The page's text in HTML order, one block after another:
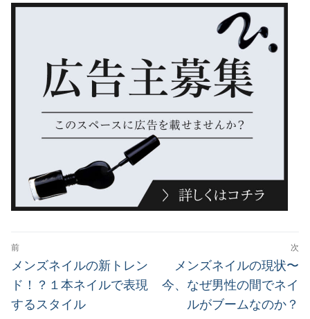
投
稿
ナ
ビ
前
前
の
投
稿:
メンズネイルの新トレン
ド！？１本ネイルで表現
するスタイル
次
次
メンズネイルの現状〜
今、なぜ男性の間でネイ
ルがブームなのか？